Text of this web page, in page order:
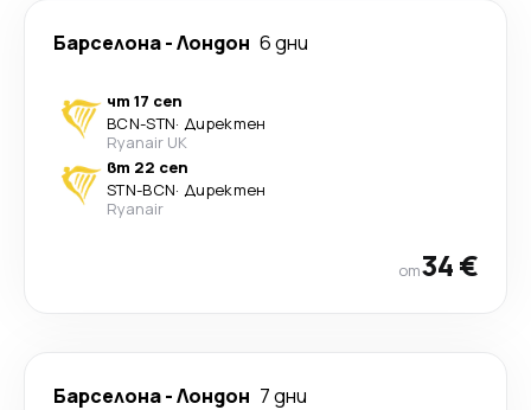
Барселона-Лондон 6 дни
чт 17 сеп
BCN-STN· Директен
Ryanair UK
вт 22 сеп
STN-BCN· Директен
Ryanair
от34 €
Барселона-Лондон 7 дни